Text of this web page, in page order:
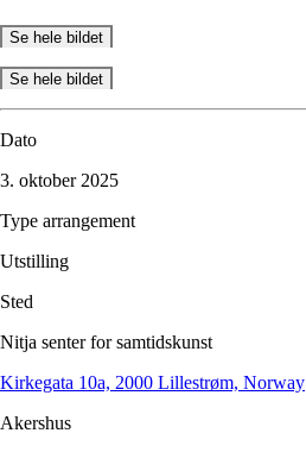
Se hele bildet
Se hele bildet
Dato
3. oktober 2025
Type arrangement
Utstilling
Sted
Nitja senter for samtidskunst
Kirkegata 10a, 2000 Lillestrøm, Norway
Akershus